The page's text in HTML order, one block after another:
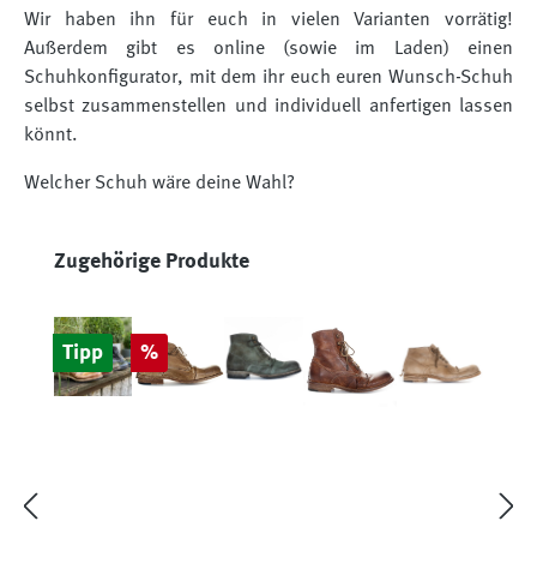
Wir haben ihn für euch in vielen Varianten vorrätig!
Außerdem gibt es online (sowie im Laden) einen
Schuhkonfigurator, mit dem ihr euch euren Wunsch-Schuh
selbst zusammenstellen und individuell anfertigen lassen
könnt.
Welcher Schuh wäre deine Wahl?
Produktgalerie überspringen
Zugehörige Produkte
Tipp Rabatt
%